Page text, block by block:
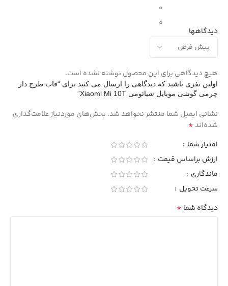
0
0
دیدگاهها
هیچ دیدگاهی برای این محصول نوشته نشده است.
اولین نفری باشید که دیدگاهی را ارسال می کنید برای “قاب طرح دار
چرمی گوشی موبایل شیائومی Xiaomi Mi 10T”
نشانی ایمیل شما منتشر نخواهد شد. بخش‌های موردنیاز علامت‌گذاری
شده‌اند*
امتیاز شما
ارزش براساس قیمت
ماندگاری
سرعت تحویل
دیدگاه شما *